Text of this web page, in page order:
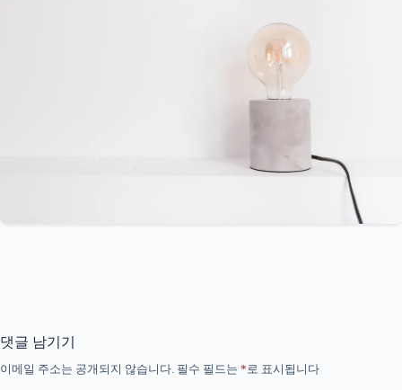
댓글 남기기
이메일 주소는 공개되지 않습니다. 필수 필드는 *로 표시됩니다